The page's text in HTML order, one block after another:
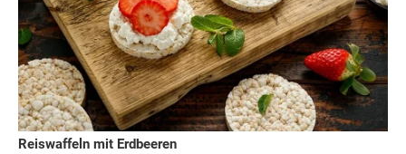
Reiswaffeln mit Erdbeeren